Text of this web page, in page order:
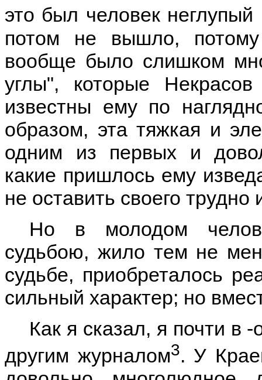
это был человек
потом не вышло,
вообще было слишком
углы", которые
известны ему по
образом, эта тяжкая и
одним из первых и
какие пришлось ему
не оставить своего
Но в молодом
судьбою, жило тем не
судьбе, приобреталось
сильный характер; но
Как я сказал, я почти в
другим журналом3. У